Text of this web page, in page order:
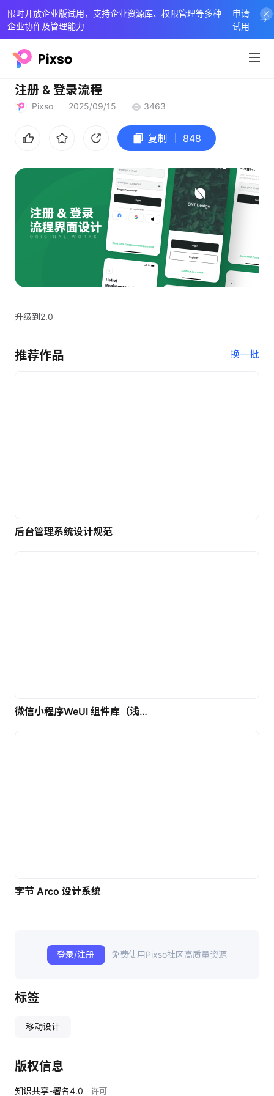
限时开放企业版试用，支持企业资源库、权限管理等多种
企业协作及管理能力
申请
试用
注册 & 登录流程
Pixso 2025/09/15 3463
复制 848
升级到2.0
推荐作品 换一批
后台管理系统设计规范
微信小程序WeUI 组件库（浅色）| 免费UI设计素材
字节 Arco 设计系统
登录/注册 免费使用Pixso社区高质量资源
标签
移动设计
版权信息
知识共享-署名4.0 许可